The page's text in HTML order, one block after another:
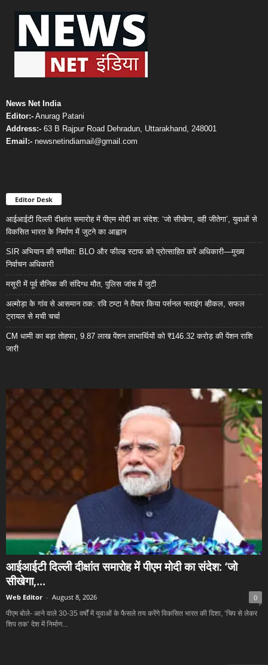
News Net India
Editor:- Anurag Patani
Address:- 63 B Rajpur Road Dehradun, Uttarakhand, 248001
Email:- newsnetindiamail@gmail.com
Editor Desk
आईआईटी दिल्ली दीक्षांत समारोह में पीएम मोदी का संदेश: ‘जो सीखेगा, वही जीतेगा’, युवाओं से
विकसित भारत के निर्माण में जुटने का आह्वान
SIR अभियान की समीक्षा: BLO और फील्ड स्टाफ को प्रोत्साहित करें अधिकारी—मुख्य
निर्वाचन अधिकारी
मसूरी में पूर्व सैनिक की संदिग्ध मौत, पुलिस जांच में जुटी
अल्मोड़ा के गांव से आसमान तक: रवि टम्टा ने तैयार किया पर्सनल फ्लाइंग व्हीकल, सफल
ट्रायल से मची चर्चा
CM धामी का बड़ा तोहफा, 9.87 लाख पेंशन लाभार्थियों को ₹146.32 करोड़ की पेंशन राशि
जारी
आईआईटी दिल्ली दीक्षांत समारोह में पीएम मोदी का संदेश: ‘जो
सीखेगा,...
Web Editor - August 8, 2026 0
पीएम बोले- आने वाले 30-35 वर्षों में युवाओं के फैसले तय करेंगे विकसित भारत की दिशा, ‘चिप से लेकर
शिप तक’ देश में निर्माण...